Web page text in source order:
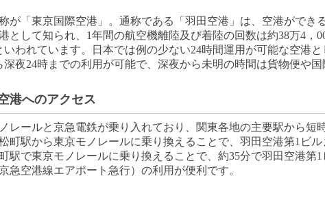
が「東京国際空港」。通称である「羽田空港」は、空港ができ
として知られ、1年間の航空機離陸及び着陸の回数は約38万4，
いわれています。日本では例の少ない24時間運用が可能な空港
夜24時までの利用が可能で、深夜から未明の時間は貨物便や国
港へのアクセス
レールと京急電鉄が乗り入れており、関東各地の主要駅から短
町駅から東京モノレールに乗り換えることで、羽田空港第1ビル
駅で東京モノレールに乗り換えることで、約35分で羽田空港第
急空港線エアポート急行）の利用が便利です。